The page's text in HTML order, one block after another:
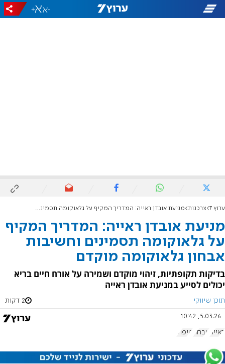
-
+
ערוץ 7 צרכנות מניעת אובדן ראייה: המדריך המקיף על גלאוקומה תסמינים וחשיבות אבחון גלאוקומה מוקדם
מניעת אובדן ראייה: המדריך המקיף
על גלאוקומה תסמינים וחשיבות
אבחון גלאוקומה מוקדם
בדיקות תקופתיות, זיהוי מוקדם ושמירה על אורח חיים בריא
יכולים לסייע במניעת אובדן ראייה
תוכן שיווקי 2 דקות
5.03.26, 10:42
ראייה אבחון טיפול